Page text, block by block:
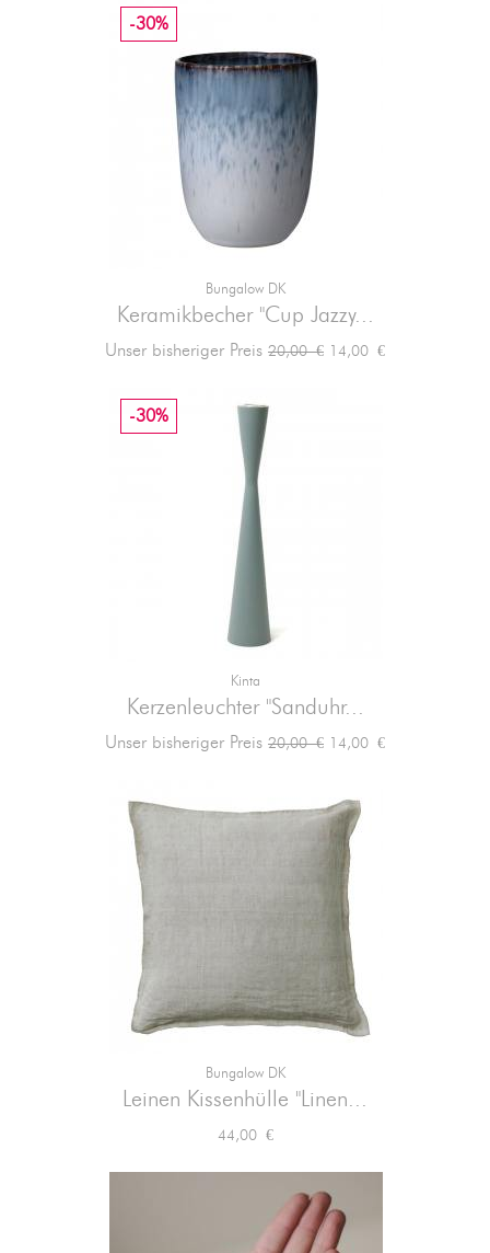
Bungalow DK
Keramikbecher "Cup Jazzy...
Unser bisheriger Preis Verkaufspreis
20,00 €
-30%
Preis
14,00 €
Kinta
Kerzenleuchter "Sanduhr...
Unser bisheriger Preis Verkaufspreis
20,00 €
-30%
Preis
14,00 €
Bungalow DK
Leinen Kissenhülle "Linen...
Preis
44,00 €